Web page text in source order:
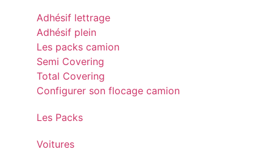
Adhésif lettrage
Adhésif plein
Les packs camion
Semi Covering
Total Covering
Configurer son flocage camion
Les Packs
Voitures